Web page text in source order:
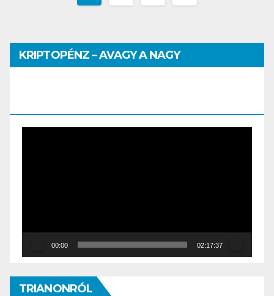
KRIPTOPÉNZ – AVAGY A NAGY
00:00 02:17:37
TRIANONRÓL